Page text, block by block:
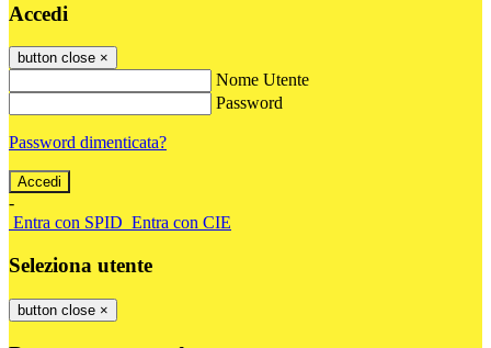
Accedi
button close ×
Nome Utente
Password
Password dimenticata?
-
Entra con SPID Entra con CIE
Seleziona utente
button close ×